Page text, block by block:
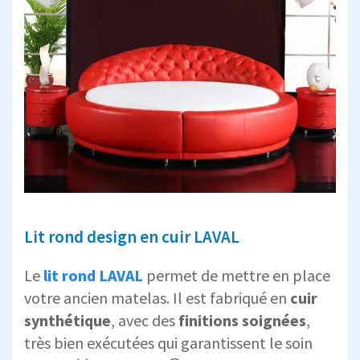
Lit rond design en cuir LAVAL
Le lit rond LAVAL permet de mettre en place
votre ancien matelas. Il est fabriqué en cuir
synthétique, avec des finitions soignées,
très bien exécutées qui garantissent le soin